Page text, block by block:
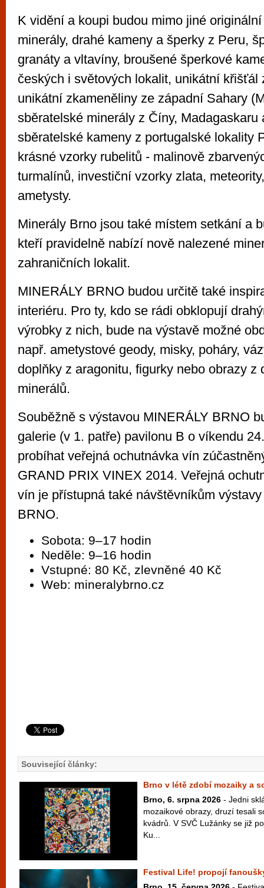
K vidění a koupi budou mimo jiné
minerály, drahé kameny a šperky z Peru,
granáty a vltavíny, broušené šperkové
českých i světových lokalit, unikátní křišťál
unikátní zkameněliny ze západní Sahary
sběratelské minerály z Číny, Madagaskaru
sběratelské kameny z portugalské lokality
krásné vzorky rubelitů - malinově
turmalínů, investiční vzorky zlata,
ametysty.
Minerály Brno jsou také místem setkání a
kteří pravidelně nabízí nově nalezené
zahraničních lokalit.
MINERÁLY BRNO budou určitě také
interiéru. Pro ty, kdo se rádi obklopují
výrobky z nich, bude na výstavě možné
např. ametystové geody, misky, poháry,
doplňky z aragonitu, figurky nebo obrazy z
minerálů.
Souběžně s výstavou MINERÁLY BRNO
galerie (v 1. patře) pavilonu B o víkendu
probíhat veřejná ochutnávka vín
GRAND PRIX VINEX 2014. Veřejná
vín je přístupná také návštěvníkům
BRNO.
Sobota: 9–17 hodin
Neděle: 9–16 hodin
Vstupné: 80 Kč, zlevněné 40 Kč
Web: mineralybrno.cz
Související články:
Brno v létě zdobí mozaiky a
Brno, 6. srpna 2026 - Jedni
mozaikové obrazy, druzí tesali
kvádrů. V SVČ Lužánky se již
Ku...
Festival Life! propojí